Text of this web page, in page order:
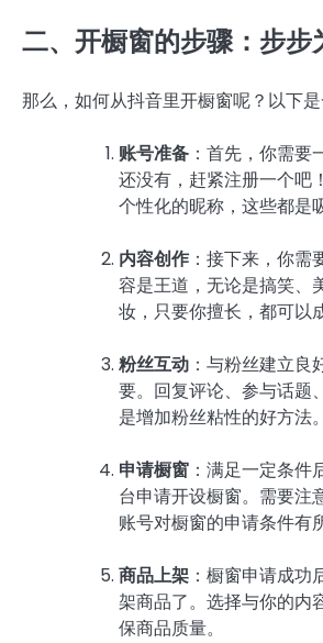
二、开橱窗的步骤：步步
那么，如何从抖音里开橱窗呢？以下是
账号准备 ：首先，你需
还没有，赶紧注册一个吧
个性化的昵称，这些都是
内容创作 ：接下来，你需
容是王道，无论是搞笑、
妆，只要你擅长，都可以
粉丝互动 ：与粉丝建立
要。回复评论、参与话题
是增加粉丝粘性的好方法。
申请橱窗 ：满足一定条
台申请开设橱窗。需要注
账号对橱窗的申请条件有
商品上架 ：橱窗申请成
架商品了。选择与你的内
保商品质量。